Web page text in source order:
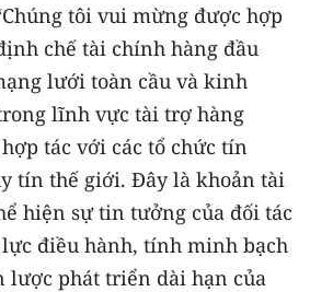
nghệ
tôi vui mừng được hợp
chế tài chính hàng đầu
lưới toàn cầu và kinh
lĩnh vực tài trợ hàng
tác với các tổ chức tín
tín thế giới. Đây là khoản tài
hiện sự tin tưởng của đối tác
điều hành, tính minh bạch
lược phát triển dài hạn của